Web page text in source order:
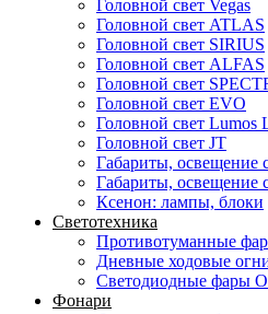
Головной свет Vegas
Головной свет ATLAS
Головной свет SIRIUS
Головной свет ALFAS
Головной свет
Головной свет EVO
Головной свет Lumos
Головной свет JT
Габариты, освещение
Габариты, освещение
Ксенон: лампы, блоки
Светотехника
Противотуманные
Дневные ходовые
Светодиодные фары
Фонари